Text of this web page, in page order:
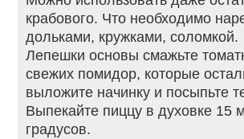
крабового. Что необходимо
дольками, кружками, соломкой.
Лепешки основы смажьте
свежих помидор, которые
выложите начинку и посыпьте
Выпекайте пиццу в духовке 15
градусов.